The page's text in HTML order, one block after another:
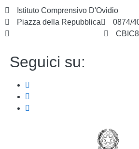
Istituto Comprensivo D'Ovidio
Piazza della Repubblica
0874/
Seguici su: